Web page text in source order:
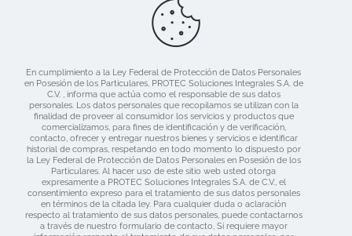
Ligas de Interes
Blog
Nosotros
Mercado libre
Contacto
En cumplimiento a la Ley Federal de Protección de Datos Personales
en Posesión de los Particulares, PROTEC Soluciones Integrales S.A. de
C.V. , informa que actúa como el responsable de sus datos
personales. Los datos personales que recopilamos se utilizan con la
finalidad de proveer al consumidor los servicios y productos que
comercializamos, para fines de identificación y de verificación,
contacto, ofrecer y entregar nuestros bienes y servicios e identificar
historial de compras, respetando en todo momento lo dispuesto por
la Ley Federal de Protección de Datos Personales en Posesión de los
Particulares. Al hacer uso de este sitio web usted otorga
expresamente a PROTEC Soluciones Integrales S.A. de C.V., el
consentimiento expreso para el tratamiento de sus datos personales
en términos de la citada ley. Para cualquier duda o aclaración
respecto al tratamiento de sus datos personales, puede contactarnos
a través de nuestro formulario de contacto, Si requiere mayor